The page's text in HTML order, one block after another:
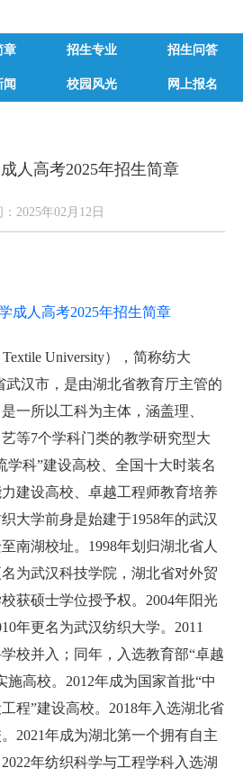
章 招生专业 招生问答
闻 校园风光 网上报名
人高考2025年招生简章
：2025年02月12日
University），简称纺大
武汉市，是由湖北省教育厅主管的
一所以工科为主体，涵盖理、
等7个学科门类的教学研究型大
学科”建设高校、全国十大时装名
建设高校、卓越工程师教育培养
大学前身是始建于1958年的武汉
南湖校址。1998年划归湖北省人
为武汉科技学院，湖北省对外贸
获硕士学位授予权。2004年阳光
年更名为武汉纺织大学。2011
校并入；同年，入选教育部“卓越
施高校。2012年成为国家首批“中
程”建设高校。2018年入选湖北省
2021年成为湖北第一个拥有自主
年纺织科学与工程学科入选湖